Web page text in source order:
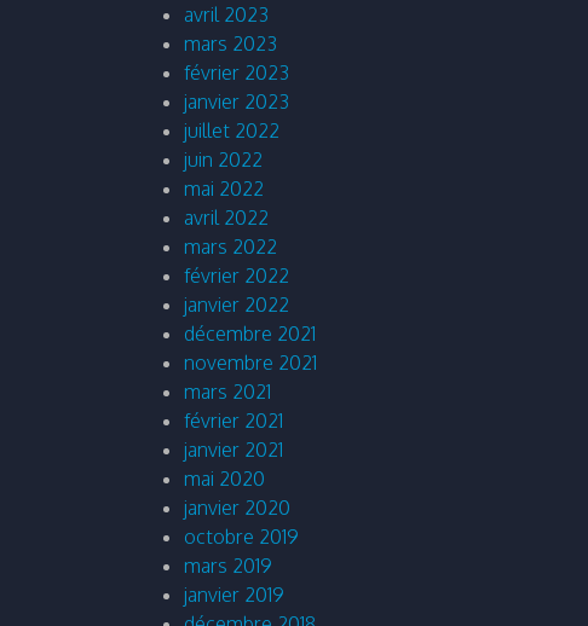
avril 2023
mars 2023
février 2023
janvier 2023
juillet 2022
juin 2022
mai 2022
avril 2022
mars 2022
février 2022
janvier 2022
décembre 2021
novembre 2021
mars 2021
février 2021
janvier 2021
mai 2020
janvier 2020
octobre 2019
mars 2019
janvier 2019